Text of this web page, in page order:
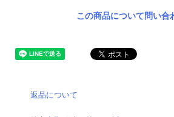
この商品について問い合
返品について